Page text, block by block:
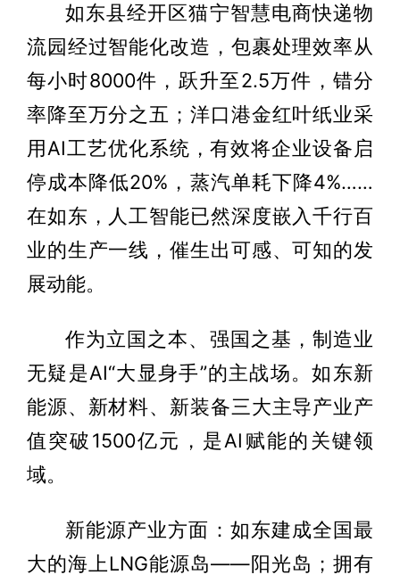
如东县经开区猫宁智慧电商快递物
流园经过智能化改造，包裹处理效率从
每小时8000件，跃升至2.5万件，错分
率降至万分之五；洋口港金红叶纸业采
用AI工艺优化系统，有效将企业设备启
停成本降低20%，蒸汽单耗下降4%……
在如东，人工智能已然深度嵌入千行百
业的生产一线，催生出可感、可知的发
展动能。
作为立国之本、强国之基，制造业
无疑是AI“大显身手”的主战场。如东新
能源、新材料、新装备三大主导产业产
值突破1500亿元，是AI赋能的关键领
域。
新能源产业方面：如东建成全国最
大的海上LNG能源岛——阳光岛；拥有